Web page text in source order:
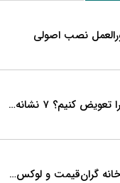
نصب اصولی
در بازسازی خانه، چه زمانی باید لوله فاضلاب را تعویض کنیم؟ ۷ نشانه‌ای که نباید نادیده بگیرید
رازهای شگفت‌انگیز دکوراسیون و طراحی 10 خانه گران‌قیمت و لوکس دبی که هوش از سرتان می‌برد!